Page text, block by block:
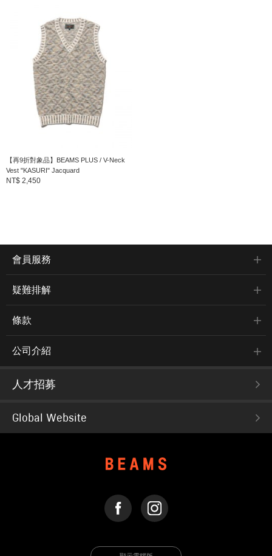
【再9折對象品】BEAMS PLUS / V-Neck
Vest "KASURI" Jacquard
NT$ 2,450
會員服務
疑難排解
條款
公司介紹
人才招募
Global Website